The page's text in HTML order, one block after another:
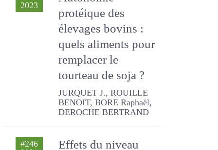
#254
Autonomie
protéique des
élevages bovins :
quels aliments
pour remplacer le
tourteau de soja ?
JURQUET J., ROUILLE
BENOIT, BORE Raphaël,
DEROCHE BERTRAND